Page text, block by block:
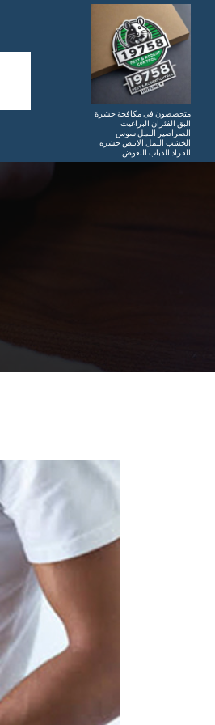
التجاوز
المحتوى
متخصصون فى مكافحة حشرة
البق الفئران البراغيث
الصراصير النمل سوس
الخشب النمل الابيض حشرة
القراد الذباب البعوض